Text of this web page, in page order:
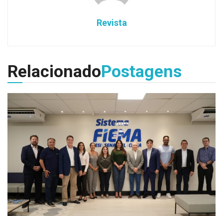
Revista
RelacionadoPostagens